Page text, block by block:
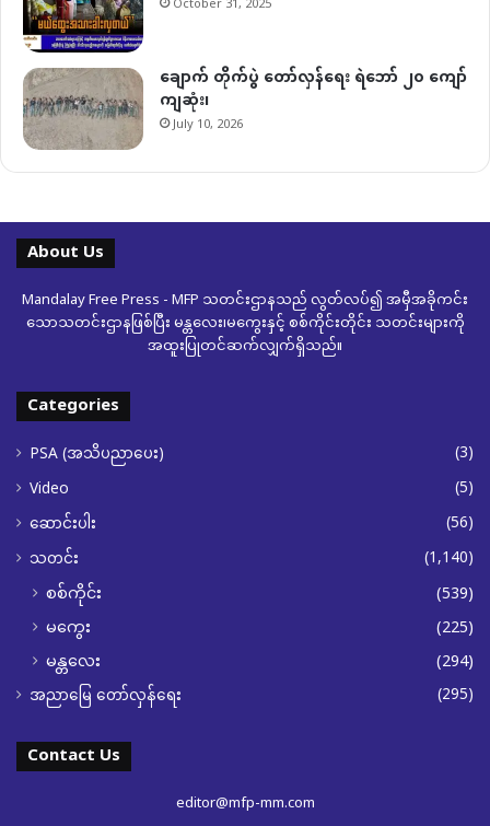
ချောက် တိုက်ပွဲ တော်လှန်ရေး ရဲဘော် ၂၀ ကျော်
ကျဆုံး၊
July 10, 2026
About Us
Mandalay Free Press - MFP သတင်းဌာနသည် လွတ်လပ်၍ အမှီအခိုကင်း
သောသတင်းဌာနဖြစ်ပြီး မန္တလေး၊မကွေးနှင့် စစ်ကိုင်းတိုင်း သတင်းများကို
အထူးပြုတင်ဆက်လျှက်ရှိသည်။
Categories
PSA (အသိပညာပေး)
(3)
Video
(5)
ဆောင်းပါး
(56)
သတင်း
(1,140)
စစ်ကိုင်း
(539)
မကွေး
(225)
မန္တလေး
(294)
အညာမြေ တော်လှန်ရေး (295)
Contact Us
editor@mfp-mm.com